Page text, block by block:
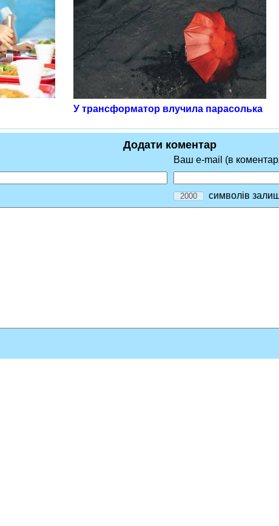
У трансформатор влучила парасолька
Додати коментар
Ваш e-mail (в
символів